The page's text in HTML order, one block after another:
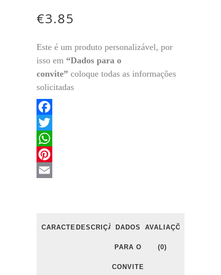
€3.85
Este é um produto personalizável, por
isso em “Dados para o
convite” coloque todas as informações
solicitadas
Facebook
Twitter
WhatsApp
Pinterest
CARACTERÍSTICAS
DESCRIÇÃODADOS
PARA O
CONVITE
AVALIAÇÕES
(0)